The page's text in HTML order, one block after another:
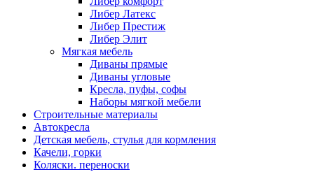
Либер Латекс
Либер Престиж
Либер Элит
Мягкая мебель
Диваны прямые
Диваны угловые
Кресла, пуфы, софы
Наборы мягкой мебели
Строительные материалы
Автокресла
Детская мебель, стулья для кормления
Качели, горки
Коляски. переноски